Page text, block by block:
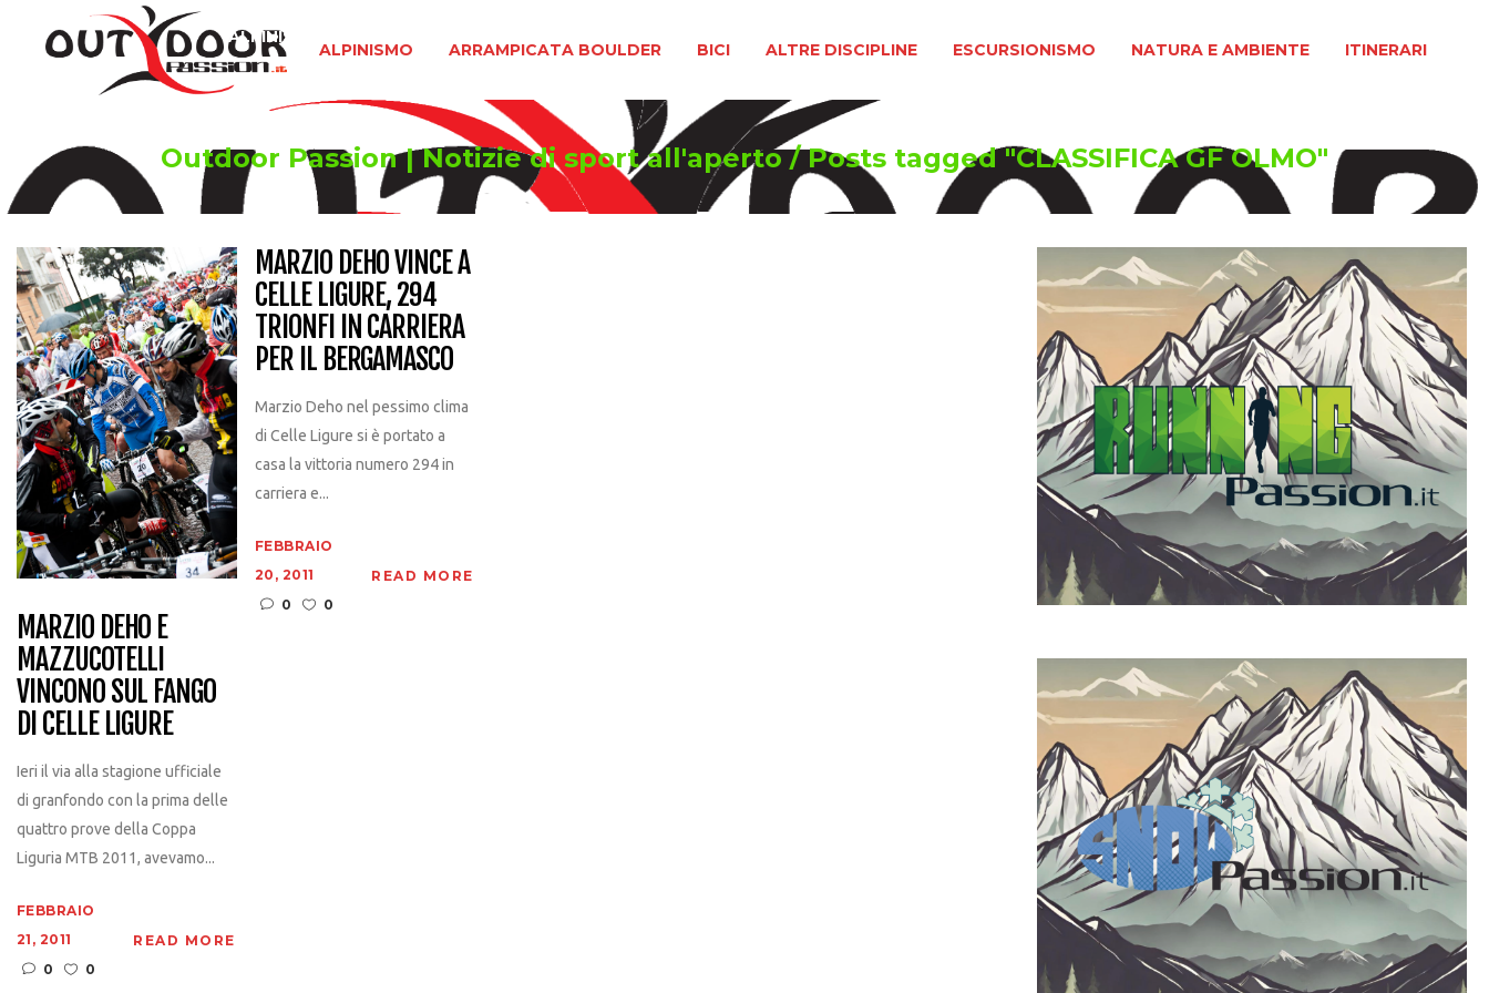
ALPINISMO ARRAMPICATA BOULDER BICI ALTRE DISCIPLINE ESCURSIONISMO NATURA E AMBIENTE ITINERARI
ALPINISMO
Outdoor Passion | Notizie di sport all'aperto/Posts tagged "CLASSIFICA GF OLMO"
MARZIO DEHO E
MAZZUCOTELLI
VINCONO SUL FANGO
DI CELLE LIGURE
Ieri il via alla stagione ufficiale
di granfondo con la prima delle
quattro prove della Coppa
Liguria MTB 2011, avevamo...
FEBBRAIO
21, 2011
0
0
READ MORE
MARZIO DEHO VINCE A
CELLE LIGURE, 294
TRIONFI IN CARRIERA
PER IL BERGAMASCO
Marzio Deho nel pessimo clima
di Celle Ligure si è portato a
casa la vittoria numero 294 in
carriera e...
FEBBRAIO
20, 2011
0
0
READ MORE